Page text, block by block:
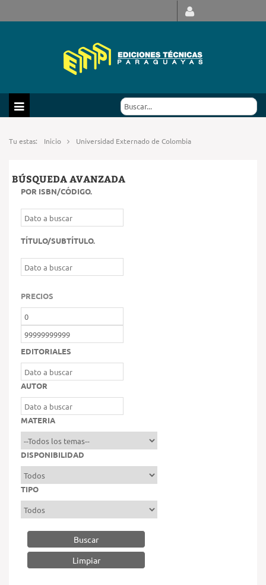
Tu estas: Inicio Universidad Externado de Colombia
BÚSQUEDA AVANZADA
POR ISBN/CÓDIGO.
TÍTULO/SUBTÍTULO.
PRECIOS
EDITORIALES
AUTOR
MATERIA
DISPONIBILIDAD
TIPO
Buscar